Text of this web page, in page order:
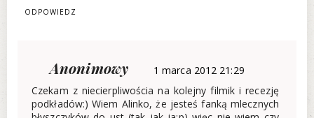
ODPOWIEDZ
Anonimowy
1 marca 2012 21:29
Czekam z niecierpliwościa na kolejny filmik i recezję
podkładów:) Wiem Alinko, że jesteś fanką mlecznych